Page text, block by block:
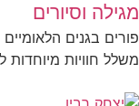
מגילה וסיורים
פורים בגנים
משלל חוויות